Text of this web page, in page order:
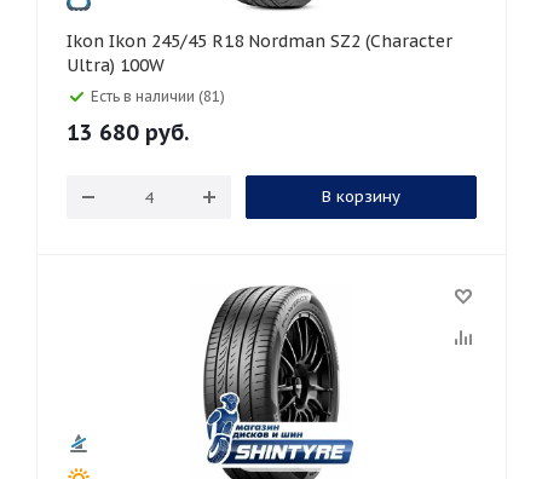
Ikon Ikon 245/45 R18 Nordman SZ2 (Character
Ultra) 100W
Есть в наличии (81)
13 680 руб.
В корзину